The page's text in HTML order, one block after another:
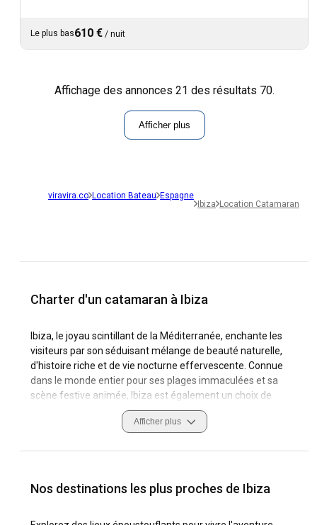
Le plus bas610 € / nuit
Affichage des annonces 21 des résultats 70.
Afficher plus
viravira.co Location Bateau Espagne
Ibiza Location Catamaran
Charter d'un catamaran à Ibiza
Ibiza, le joyau scintillant de la Méditerranée, enchante les
visiteurs par son séduisant mélange de beauté naturelle,
d'histoire riche et de vie nocturne effervescente. Connue
dans le monde entier pour ses plages immaculées et sa
scène festive animée, Ibiza est également un choix de
premier ordre pour les locations de catamaran, offrant des
conditions de navigation idylliques et une abondance de
sont attirés par les vents distinctifs d'Ibiza et les
multitude de marinas sophistiquées de l'île offre des
refuges pratiques pour les bateaux de toutes tailles. Les
Afficher plus
Nos destinations les plus proches de Ibiza